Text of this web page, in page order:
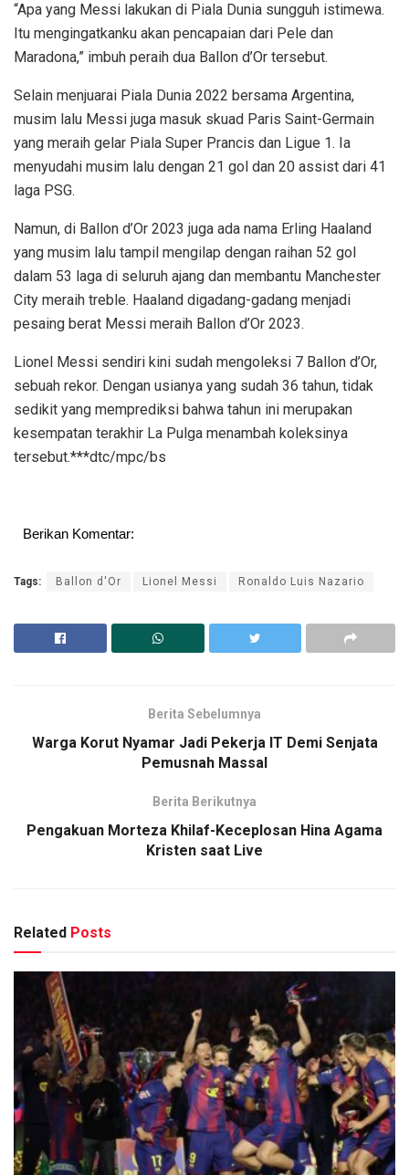
“Apa yang Messi lakukan di Piala Dunia sungguh istimewa.
Itu mengingatkanku akan pencapaian dari Pele dan
Maradona,” imbuh peraih dua Ballon d’Or tersebut.
Selain menjuarai Piala Dunia 2022 bersama Argentina,
musim lalu Messi juga masuk skuad Paris Saint-Germain
yang meraih gelar Piala Super Prancis dan Ligue 1. Ia
menyudahi musim lalu dengan 21 gol dan 20 assist dari 41
laga PSG.
Namun, di Ballon d’Or 2023 juga ada nama Erling Haaland
yang musim lalu tampil mengilap dengan raihan 52 gol
dalam 53 laga di seluruh ajang dan membantu Manchester
City meraih treble. Haaland digadang-gadang menjadi
pesaing berat Messi meraih Ballon d’Or 2023.
Lionel Messi sendiri kini sudah mengoleksi 7 Ballon d’Or,
sebuah rekor. Dengan usianya yang sudah 36 tahun, tidak
sedikit yang memprediksi bahwa tahun ini merupakan
kesempatan terakhir La Pulga menambah koleksinya
tersebut.***dtc/mpc/bs
Berikan Komentar:
Tags: Ballon d'Or Lionel Messi Ronaldo Luis Nazario
Berita Sebelumnya
Warga Korut Nyamar Jadi Pekerja IT Demi Senjata
Pemusnah Massal
Berita Berikutnya
Pengakuan Morteza Khilaf-Keceplosan Hina Agama
Kristen saat Live
Related Posts